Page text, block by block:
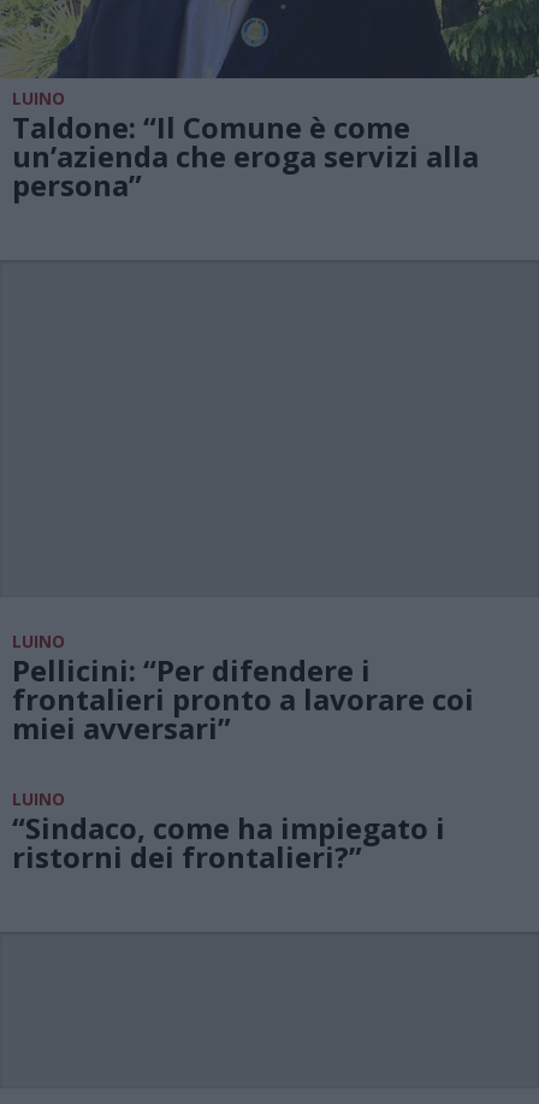
LUINO
Taldone: “Il Comune è come
un’azienda che eroga servizi alla
persona”
LUINO
Pellicini: “Per difendere i
frontalieri pronto a lavorare coi
miei avversari”
LUINO
“Sindaco, come ha impiegato i
ristorni dei frontalieri?”